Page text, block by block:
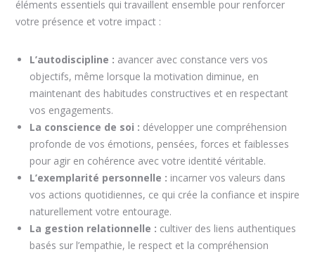
éléments essentiels qui travaillent ensemble pour renforcer
votre présence et votre impact :
L’autodiscipline : avancer avec constance vers vos
objectifs, même lorsque la motivation diminue, en
maintenant des habitudes constructives et en respectant
vos engagements.
La conscience de soi : développer une compréhension
profonde de vos émotions, pensées, forces et faiblesses
pour agir en cohérence avec votre identité véritable.
L’exemplarité personnelle : incarner vos valeurs dans
vos actions quotidiennes, ce qui crée la confiance et inspire
naturellement votre entourage.
La gestion relationnelle : cultiver des liens authentiques
basés sur l’empathie, le respect et la compréhension